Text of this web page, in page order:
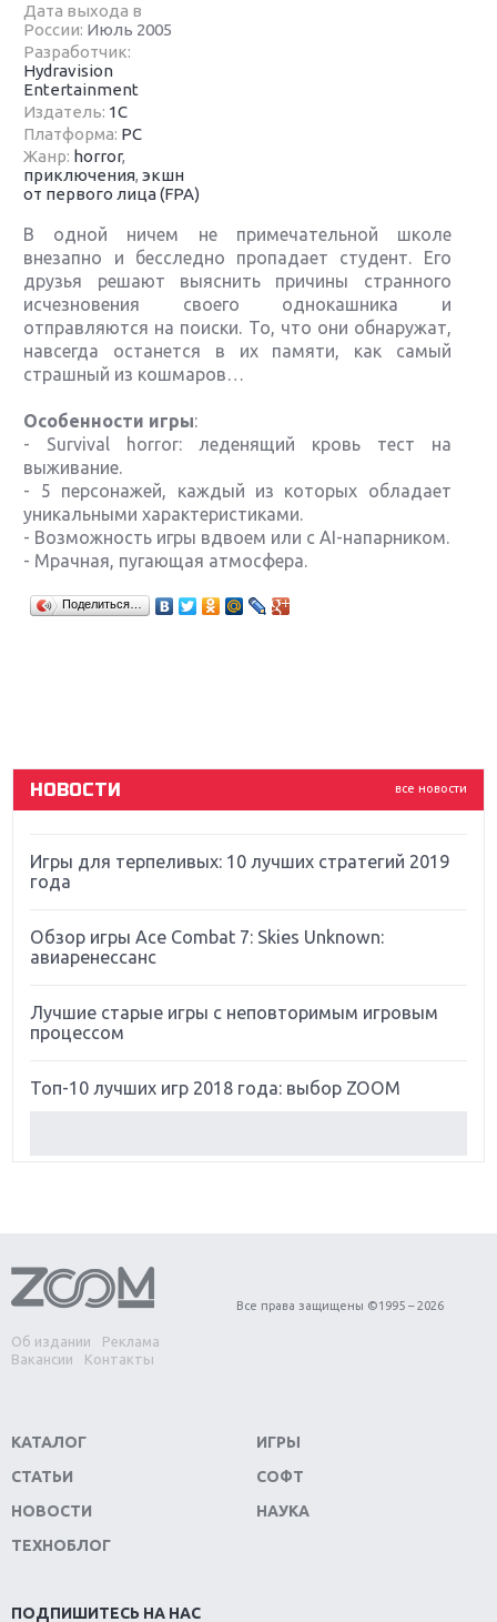
Дата выхода в
России: Июль 2005
Разработчик:
Hydravision
Entertainment
Издатель: 1С
Платформа: PC
Жанр: horror,
приключения,экшн
от первого лица (FPA)
В одной ничем не примечательной школе
внезапно и бесследно пропадает студент. Его
друзья решают выяснить причины странного
исчезновения своего однокашника и
отправляются на поиски. То, что они обнаружат,
навсегда останется в их памяти, как самый
страшный из кошмаров…
Особенности игры:
- Survival horror: леденящий кровь тест на
выживание.
- 5 персонажей, каждый из которых обладает
уникальными характеристиками.
- Возможность игры вдвоем или с AI-напарником.
- Мрачная, пугающая атмосфера.
Поделиться…
все новости
НОВОСТИ
Крупнейшие релизы мая: Nintendo, Microsoft и
Sony
Far Cry 5: хвалить нельзя ругать
Игры для терпеливых: 10 лучших стратегий 2019
года
Обзор игры Ace Combat 7: Skies Unknown:
авиаренессанс
Лучшие старые игры с неповторимым игровым
процессом
Топ-10 лучших игр 2018 года: выбор ZOOM
Обзор игры Forza Horizon 4: вершина эволюции
Две важных новинки для консолей: Spider-Man и
Divinity Original Sin 2
Switch
Обзор игры The Crew 2: покорение Америки
Важнейшие анонсы E3 2018
Крупнейшие релизы мая: Nintendo, Microsoft и
Об издании
Реклама
Вакансии
Контакты
Все права защищены ©1995 – 2026
КАТАЛОГ
СТАТЬИ
НОВОСТИ
ТЕХНОБЛОГ
ИГРЫ
СОФТ
НАУКА
ПОДПИШИТЕСЬ НА НАС